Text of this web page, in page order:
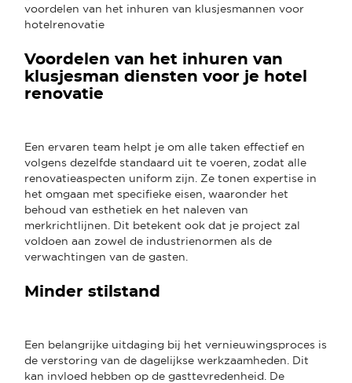
voordelen van het inhuren van klusjesmannen voor
hotelrenovatie
Voordelen van het inhuren van
klusjesman diensten voor je hotel
renovatie
Een ervaren team helpt je om alle taken effectief en
volgens dezelfde standaard uit te voeren, zodat alle
renovatieaspecten uniform zijn. Ze tonen expertise in
het omgaan met specifieke eisen, waaronder het
behoud van esthetiek en het naleven van
merkrichtlijnen. Dit betekent ook dat je project zal
voldoen aan zowel de industrienormen als de
verwachtingen van de gasten.
Minder stilstand
Een belangrijke uitdaging bij het vernieuwingsproces is
de verstoring van de dagelijkse werkzaamheden. Dit
kan invloed hebben op de gasttevredenheid. De